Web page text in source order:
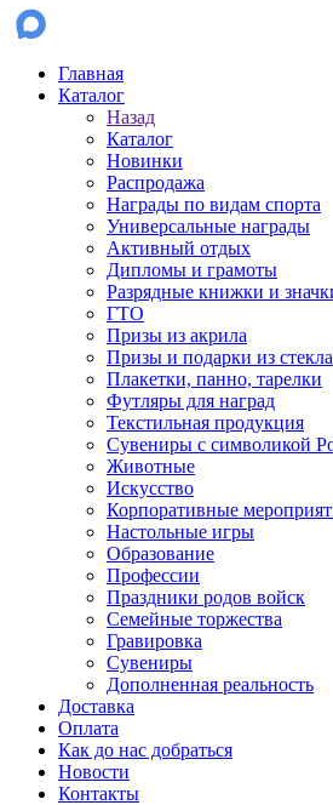
Главная
Каталог
Назад
Каталог
Новинки
Распродажа
Награды по видам спорта
Универсальные награды
Активный отдых
Дипломы и грамоты
Разрядные книжки и
ГТО
Призы из акрила
Призы и подарки из стекла
Плакетки, панно, тарелки
Футляры для наград
Текстильная продукция
Сувениры с символикой
Животные
Искусство
Корпоративные
Настольные игры
Образование
Профессии
Праздники родов войск
Семейные торжества
Гравировка
Сувениры
Дополненная реальность
Доставка
Оплата
Как до нас добраться
Новости
Контакты